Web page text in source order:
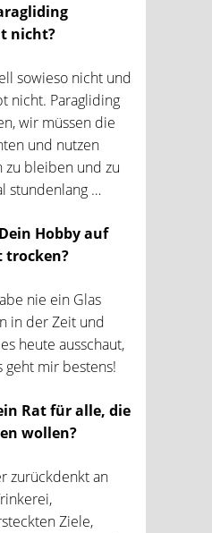
nicht?
sowieso nicht und
nicht. Paragliding
wir müssen die
und nutzen
zu bleiben und zu
stundenlang …
Hobby auf
trocken?
nie ein Glas
in der Zeit und
heute ausschaut,
geht mir bestens!
Rat für alle, die
wollen?
zurückdenkt an
Ziele,